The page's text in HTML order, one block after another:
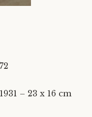
– 23 x 16 cm